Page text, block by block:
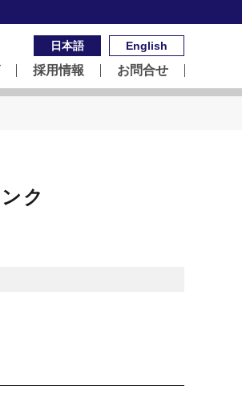
日本語 English
採用情報 お問合せ
ク